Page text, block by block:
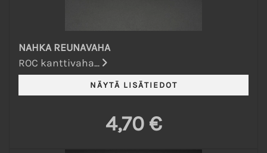
NAHKA REUNAVAHA
ROC kanttivaha...
4,70 €